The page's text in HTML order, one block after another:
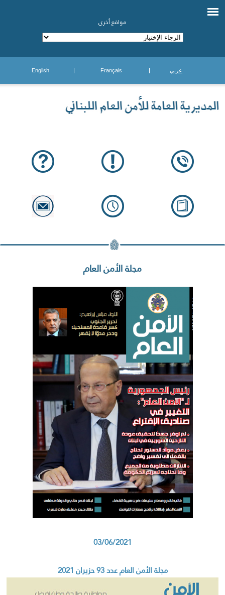
مواقع أخرى
عربي Français
English
مجلة الأمن العام
03/06/2021
مجلة الأمن العام عدد 93 حزيران 2021